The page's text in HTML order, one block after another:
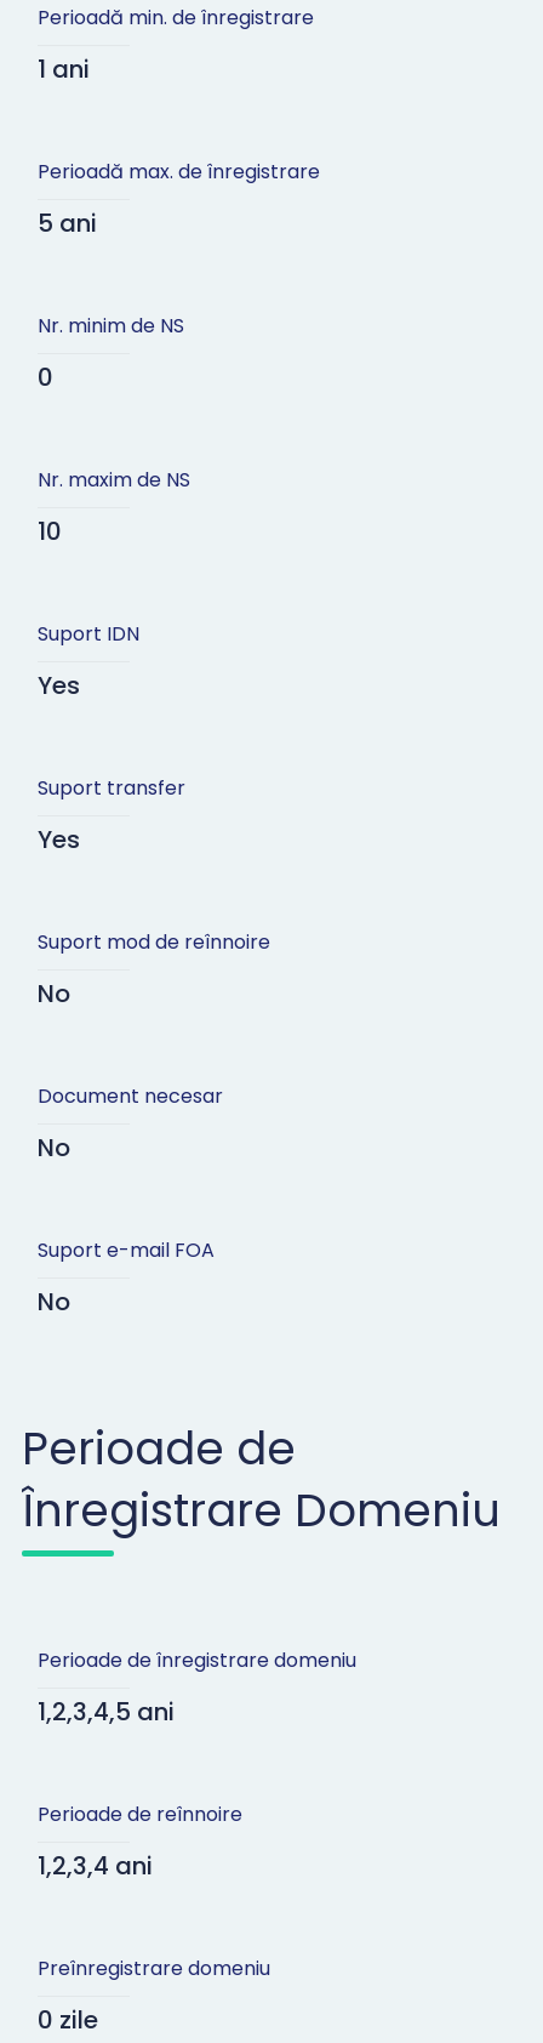
Perioadă min. de înregistrare
1 ani
Perioadă max. de înregistrare
5 ani
Nr. minim de NS
0
Nr. maxim de NS
10
Suport IDN
Yes
Suport transfer
Yes
Suport mod de reînnoire
No
Document necesar
No
Suport e-mail FOA
No
Perioade de
Înregistrare Domeniu
Perioade de înregistrare domeniu
1,2,3,4,5 ani
Perioade de reînnoire
1,2,3,4 ani
Preînregistrare domeniu
0 zile